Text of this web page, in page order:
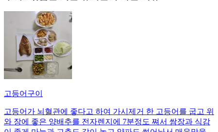
고등어구이
고등어가 뇌혈관에 좋다고 하여 가시제거 한 고등어를 굽고 위
와 장에 좋은 양배추를 전자렌지에 7분정도 쪄서 쌈장과 식감